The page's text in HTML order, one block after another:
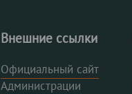
Внешние ссылки
Официальный сайт
Администрации